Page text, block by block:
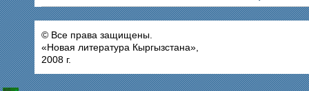
© Все права защищены.
«Новая литература Кыргызстана»,
2008 г.